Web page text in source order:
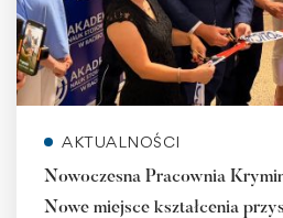
AKTUALNOŚCI
Nowoczesna Pracownia
Nowe miejsce kształcenia